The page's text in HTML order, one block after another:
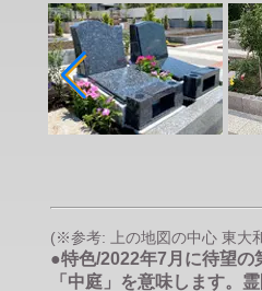
(※参考: 上の地図の中心 東大
●特色/2022年7月に待望
「中庭」を意味します。